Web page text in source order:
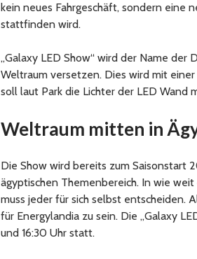
kein neues Fahrgeschäft, sondern eine
stattfinden wird.
„Galaxy LED Show“ wird der Name
Weltraum versetzen. Dies wird mit
soll laut Park die Lichter der LED Wand
Weltraum mitten in
Die Show wird bereits zum Saisonstart
ägyptischen Themenbereich. In wie
muss jeder für sich selbst entscheiden.
für Energylandia zu sein. Die „Galaxy
und 16:30 Uhr statt.